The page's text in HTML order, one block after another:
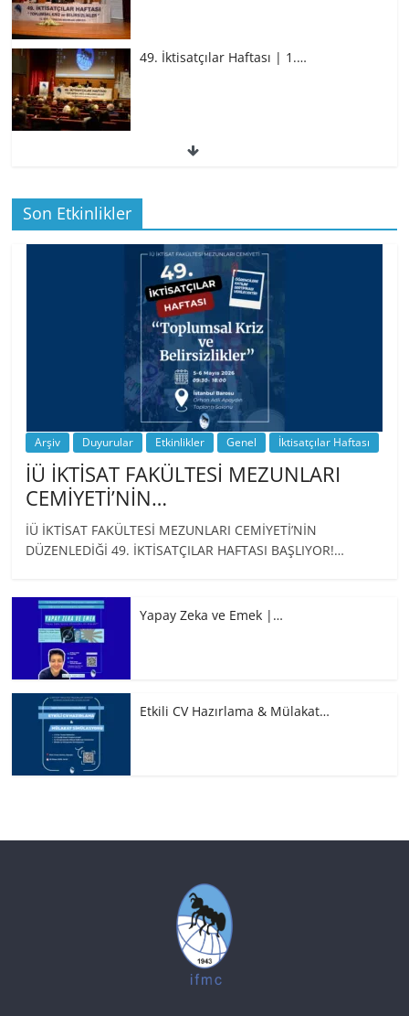
49. İktisatçılar Haftası | 1.…
49. İktisatçılar Haftası | 1.…
BİZ İKTİSATLILAR: İÇİMİZDEN BİRİ PROF.
…
Son Etkinlikler
Arşiv Duyurular Etkinlikler Genel İktisatçılar Haftası
İÜ İKTİSAT FAKÜLTESİ MEZUNLARI
CEMİYETİ’NİN…
İÜ İKTİSAT FAKÜLTESİ MEZUNLARI CEMİYETİ’NİN
DÜZENLEDİĞİ 49. İKTİSATÇILAR HAFTASI BAŞLIYOR!…
Yapay Zeka ve Emek |…
Etkili CV Hazırlama & Mülakat…